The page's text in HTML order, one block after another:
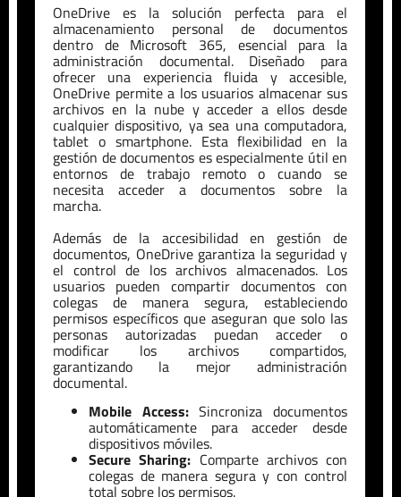
OneDrive es la solución perfecta para el
almacenamiento personal de documentos
dentro de Microsoft 365, esencial para la
administración documental. Diseñado para
ofrecer una experiencia fluida y accesible,
OneDrive permite a los usuarios almacenar sus
archivos en la nube y acceder a ellos desde
cualquier dispositivo, ya sea una computadora,
tablet o smartphone. Esta flexibilidad en la
gestión de documentos es especialmente útil en
entornos de trabajo remoto o cuando se
necesita acceder a documentos sobre la
marcha.
Además de la accesibilidad en gestión de
documentos, OneDrive garantiza la seguridad y
el control de los archivos almacenados. Los
usuarios pueden compartir documentos con
colegas de manera segura, estableciendo
permisos específicos que aseguran que solo las
personas autorizadas puedan acceder o
modificar los archivos compartidos,
garantizando la mejor administración
documental.
Mobile Access:Sincroniza documentos
automáticamente para acceder desde
dispositivos móviles.
Secure Sharing: Comparte archivos con
colegas de manera segura y con control
total sobre los permisos.